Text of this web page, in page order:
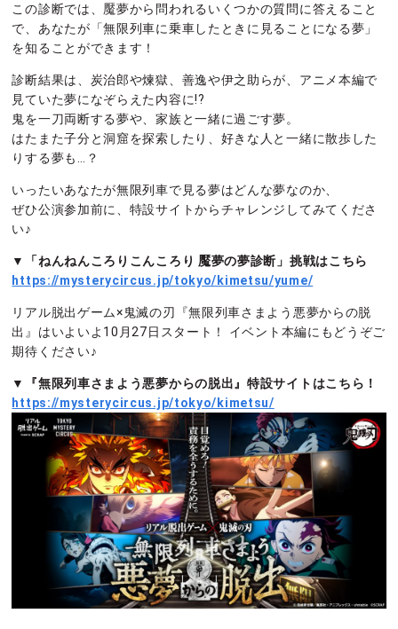
この診断では、魘夢から問われるいくつかの質問に答えること
で、あなたが「無限列車に乗車したときに見ることになる夢」
を知ることができます！
診断結果は、炭治郎や煉獄、善逸や伊之助らが、アニメ本編で
見ていた夢になぞらえた内容に!?
鬼を一刀両断する夢や、家族と一緒に過ごす夢。
はたまた子分と洞窟を探索したり、好きな人と一緒に散歩した
りする夢も…？
いったいあなたが無限列車で見る夢はどんな夢なのか、
ぜひ公演参加前に、特設サイトからチャレンジしてみてくださ
い♪
▼「ねんねんころりこんころり 魘夢の夢診断」挑戦はこちら
https://mysterycircus.jp/tokyo/kimetsu/yume/
リアル脱出ゲーム×鬼滅の刃『無限列車さまよう悪夢からの脱
出』はいよいよ10月27日スタート！ イベント本編にもどうぞご
期待ください♪
▼『無限列車さまよう悪夢からの脱出』特設サイトはこちら！
https://mysterycircus.jp/tokyo/kimetsu/